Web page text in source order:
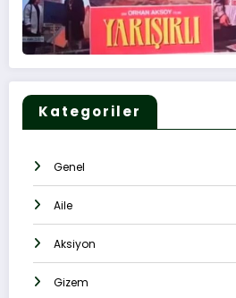
Kategoriler
Genel
Aile
Aksiyon
Gizem